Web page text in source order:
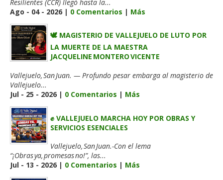
Resilientes (CCR) llegó hasta la...
Ago - 04 - 2026 | 0 Comentarios | Más
🕊️ MAGISTERIO DE VALLEJUELO DE LUTO POR
LA MUERTE DE LA MAESTRA
JACQUELINE MONTERO VICENTE
Vallejuelo, San Juan. — Profundo pesar embarga al magisterio de
Vallejuelo...
Jul - 25 - 2026 | 0 Comentarios | Más
✊ VALLEJUELO MARCHA HOY POR OBRAS Y
SERVICIOS ESENCIALES
Vallejuelo, San Juan.-Con el lema
“¡Obras ya, promesas no!”, las...
Jul - 13 - 2026 | 0 Comentarios | Más